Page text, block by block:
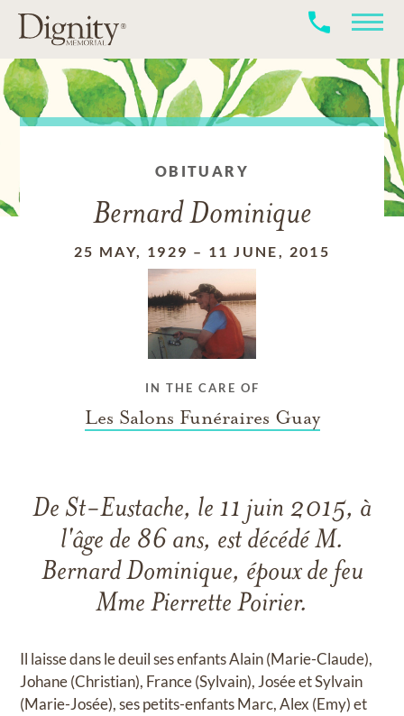
OBITUARY
Bernard Dominique
25 MAY, 1929 – 11 JUNE, 2015
IN THE CARE OF
Les Salons Funéraires Guay
De St-Eustache, le 11 juin 2015, à
l'âge de 86 ans, est décédé M.
Bernard Dominique, époux de feu
Mme Pierrette Poirier.
Il laisse dans le deuil ses enfants Alain (Marie-Claude),
Johane (Christian), France (Sylvain), Josée et Sylvain
(Marie-Josée), ses petits-enfants Marc, Alex (Emy) et